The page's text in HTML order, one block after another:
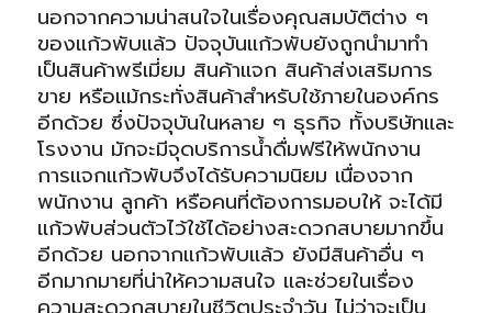
นอกจากความน่าสนใจในเรื่องคุณสมบัติต่าง ๆ
ของแก้วพับแล้ว ปัจจุบันแก้วพับยังถูกนำมาทำ
เป็นสินค้าพรีเมี่ยม สินค้าแจก สินค้าส่งเสริมการ
ขาย หรือแม้กระทั่งสินค้าสำหรับใช้ภายในองค์กร
อีกด้วย ซึ่งปัจจุบันในหลาย ๆ ธุรกิจ ทั้งบริษัทและ
โรงงาน มักจะมีจุดบริการน้ำดื่มฟรีให้พนักงาน
การแจกแก้วพับจึงได้รับความนิยม เนื่องจาก
พนักงาน ลูกค้า หรือคนที่ต้องการมอบให้ จะได้มี
แก้วพับส่วนตัวไว้ใช้ได้อย่างสะดวกสบายมากขึ้น
อีกด้วย นอกจากแก้วพับแล้ว ยังมีสินค้าอื่น ๆ
อีกมากมายที่น่าให้ความสนใจ และช่วยในเรื่อง